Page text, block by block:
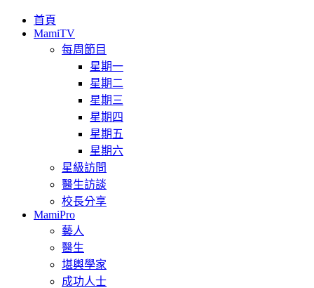
首頁
MamiTV
每周節目
星期一
星期二
星期三
星期四
星期五
星期六
星級訪問
醫生訪談
校長分享
MamiPro
藝人
醫生
堪輿學家
成功人士